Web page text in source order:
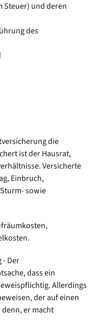
Steuer) und deren
des
die
ist der Hausrat,
Versicherte
Einbruch,
sowie
Der
dass ein
Allerdings
der auf einen
er macht